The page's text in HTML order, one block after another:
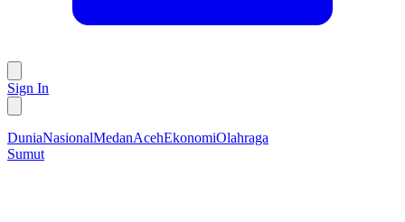
Sign In
DuniaNasionalMedanAcehEkonomiOlahraga
Sumut